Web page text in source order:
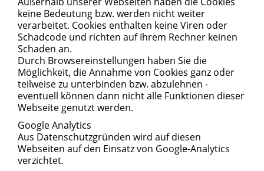
keine Bedeutung bzw. werden nicht weiter
verarbeitet. Cookies enthalten keine Viren oder
Schadcode und richten auf Ihrem Rechner keinen
Schaden an.
Durch Browsereinstellungen haben Sie die
Möglichkeit, die Annahme von Cookies ganz oder
teilweise zu unterbinden bzw. abzulehnen -
eventuell können dann nicht alle Funktionen dieser
Webseite genutzt werden.
Google Analytics
Aus Datenschutzgründen wird auf diesen
Webseiten auf den Einsatz von Google-Analytics
verzichtet.